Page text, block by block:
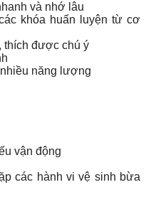
và nhớ lâu
khóa huấn luyện từ cơ
thích được chú ý
năng lượng
vận động
các hành vi vệ sinh bừa